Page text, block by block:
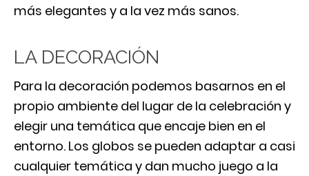
más elegantes y a la vez más sanos.
LA DECORACIÓN
Para la decoración podemos basarnos en el
propio ambiente del lugar de la celebración y
elegir una temática que encaje bien en el
entorno. Los globos se pueden adaptar a casi
cualquier temática y dan mucho juego a la